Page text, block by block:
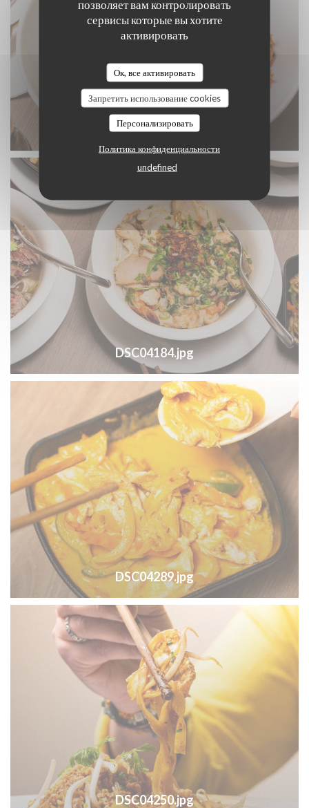
позволяет вам контролировать
сервисы которые вы хотите
активировать
Ок, все активировать
Запретить использование cookies
Персонализировать
Политика конфиденциальности
undefined
DSC04210.jpg
DSC04184.jpg
DSC04289.jpg
DSC04250.jpg